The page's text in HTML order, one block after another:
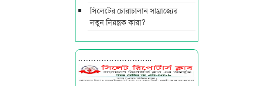
সিলেটের চোরাচালান সাম্রাজ্যের
নতুন নিয়ন্ত্রক কারা?
………………………..